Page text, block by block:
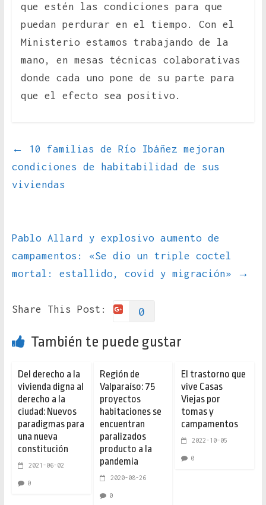
que estén las condiciones para que
puedan perdurar en el tiempo. Con el
Ministerio estamos trabajando de la
mano, en mesas técnicas colaborativas
donde cada uno pone de su parte para
que el efecto sea positivo.
←
10 familias de Río Ibáñez mejoran
condiciones de habitabilidad de sus
viviendas
Pablo Allard y explosivo aumento de
campamentos: «Se dio un triple coctel
mortal: estallido, covid y migración»
→
Share This Post: 0
También te puede gustar
Del derecho a la
vivienda digna al
derecho a la
ciudad: Nuevos
paradigmas para
una nueva
constitución
2021-06-02
0
Región de
Valparaíso: 75
proyectos
habitaciones se
encuentran
paralizados
producto a la
pandemia
2020-08-26
0
El trastorno que
vive Casas
Viejas por
tomas y
campamentos
2022-10-05
0